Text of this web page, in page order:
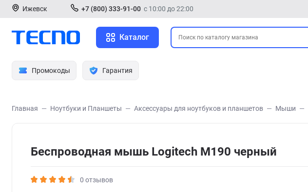
Ижевск +7 (800) 333-91-00 с 10:00 до 22:00
Каталог
Промокоды Гарантия
Главная Ноутбуки и Планшеты Аксессуары для ноутбуков и планшетов Мыши
Беспроводная мышь Logitech M190 черный
0 отзывов